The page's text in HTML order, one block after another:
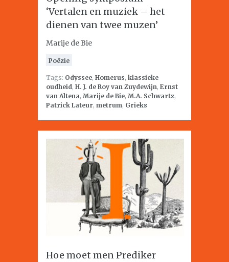
‘Vertalen en muziek – het
dienen van twee muzen’
Marije de Bie
Poëzie
Tags: Odyssee, Homerus, klassieke
oudheid, H. J. de Roy van Zuydewijn, Ernst
van Altena, Marije de Bie, M.A. Schwartz,
Patrick Lateur, metrum, Grieks
Hoe moet men Prediker